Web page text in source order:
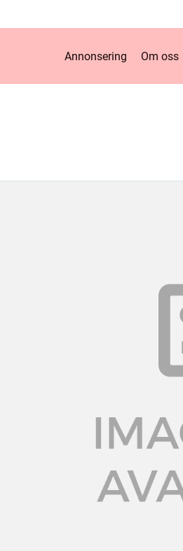
Annonsering Om oss